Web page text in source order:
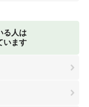
る人は
います